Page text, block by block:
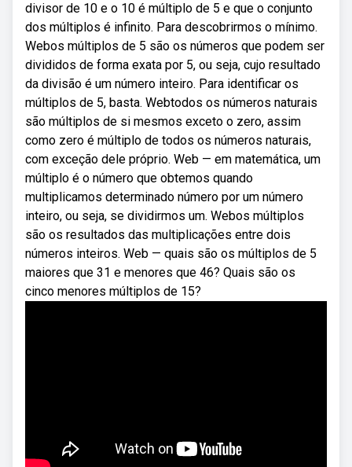
divisor de 10 e o 10 é múltiplo de 5 e que o conjunto
dos múltiplos é infinito. Para descobrirmos o mínimo.
Webos múltiplos de 5 são os números que podem ser
divididos de forma exata por 5, ou seja, cujo resultado
da divisão é um número inteiro. Para identificar os
múltiplos de 5, basta. Webtodos os números naturais
são múltiplos de si mesmos exceto o zero, assim
como zero é múltiplo de todos os números naturais,
com exceção dele próprio. Web — em matemática, um
múltiplo é o número que obtemos quando
multiplicamos determinado número por um número
inteiro, ou seja, se dividirmos um. Webos múltiplos
são os resultados das multiplicações entre dois
números inteiros. Web — quais são os múltiplos de 5
maiores que 31 e menores que 46? Quais são os
cinco menores múltiplos de 15?